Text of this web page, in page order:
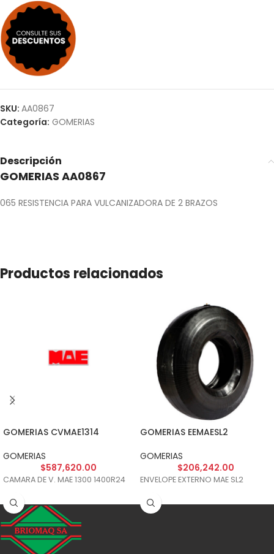
SKU: AA0867
Categoría: GOMERIAS
Descripción
GOMERIAS AA0867
065 RESISTENCIA PARA VULCANIZADORA DE 2 BRAZOS
Productos relacionados
GOMERIAS CVMAE1314
GOMERIAS
$587,620.00
CAMARA DE V. MAE 1300 1400R24
GOMERIAS EEMAESL2
GOMERIAS
$206,242.00
ENVELOPE EXTERNO MAE SL2